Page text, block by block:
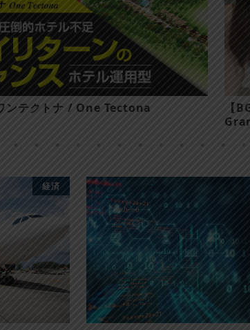
ンテクトナ / One Tectona
【
経済